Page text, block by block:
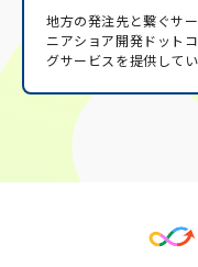
地方の発注先と繋ぐサー
ニアショア開発ドット
グサービスを提供してい